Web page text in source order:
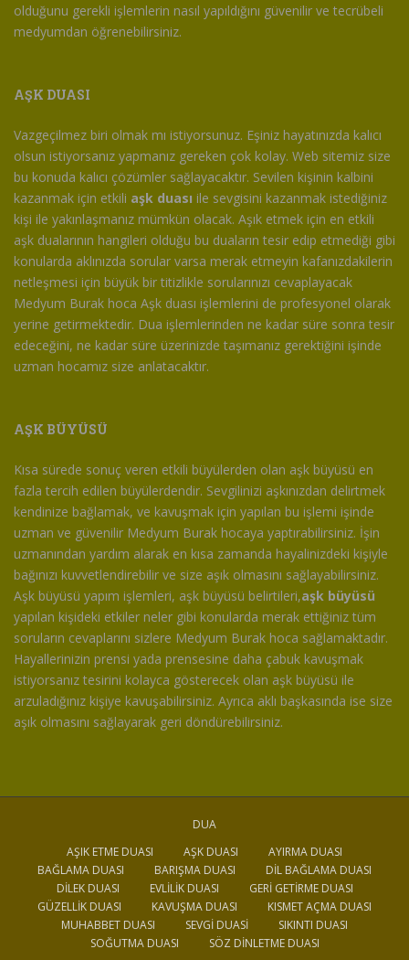
olduğunu gerekli işlemlerin nasıl yapıldığını güvenilir ve tecrübeli
medyumdan öğrenebilirsiniz.
AŞK DUASI
Vazgeçilmez biri olmak mı istiyorsunuz. Eşiniz hayatınızda kalıcı
olsun istiyorsanız yapmanız gereken çok kolay. Web sitemiz size
bu konuda kalıcı çözümler sağlayacaktır. Sevilen kişinin kalbini
kazanmak için etkili aşk duası ile sevgisini kazanmak istediğiniz
kişi ile yakınlaşmanız mümkün olacak. Aşık etmek için en etkili
aşk dualarının hangileri olduğu bu duaların tesir edip etmediği gibi
konularda aklınızda sorular varsa merak etmeyin kafanızdakilerin
netleşmesi için büyük bir titizlikle sorularınızı cevaplayacak
Medyum Burak hoca Aşk duası işlemlerini de profesyonel olarak
yerine getirmektedir. Dua işlemlerinden ne kadar süre sonra tesir
edeceğini, ne kadar süre üzerinizde taşımanız gerektiğini işinde
uzman hocamız size anlatacaktır.
AŞK BÜYÜSÜ
Kısa sürede sonuç veren etkili büyülerden olan aşk büyüsü en
fazla tercih edilen büyülerdendir. Sevgilinizi aşkınızdan delirtmek
kendinize bağlamak, ve kavuşmak için yapılan bu işlemi işinde
uzman ve güvenilir Medyum Burak hocaya yaptırabilirsiniz. İşin
uzmanından yardım alarak en kısa zamanda hayalinizdeki kişiyle
bağınızı kuvvetlendirebilir ve size aşık olmasını sağlayabilirsiniz.
Aşk büyüsü yapım işlemleri, aşk büyüsü belirtileri,aşk büyüsü
yapılan kişideki etkiler neler gibi konularda merak ettiğiniz tüm
soruların cevaplarını sizlere Medyum Burak hoca sağlamaktadır.
Hayallerinizin prensi yada prensesine daha çabuk kavuşmak
istiyorsanız tesirini kolayca gösterecek olan aşk büyüsü ile
arzuladığınız kişiye kavuşabilirsiniz. Ayrıca aklı başkasında ise size
aşık olmasını sağlayarak geri döndürebilirsiniz.
DUA
AŞIK ETME DUASI
AŞK DUASI
AYIRMA DUASI
BAĞLAMA DUASI
BARIŞMA DUASI
DIL BAĞLAMA DUASI
DILEK DUASI
EVLILIK DUASI
GERI GETIRME DUASI
GÜZELLIK DUASI
KAVUŞMA DUASI
KISMET AÇMA DUASI
MUHABBET DUASI
SEVGI DUASI
SIKINTI DUASI
SOĞUTMA DUASI
SÖZ DINLETME DUASI